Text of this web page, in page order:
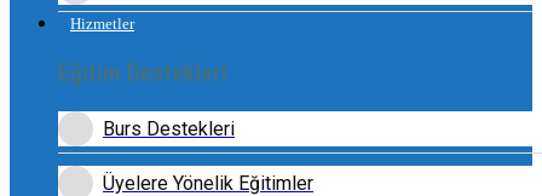
Hizmetler
Eğitim Destekleri
Burs Destekleri
Üyelere Yönelik Eğitimler